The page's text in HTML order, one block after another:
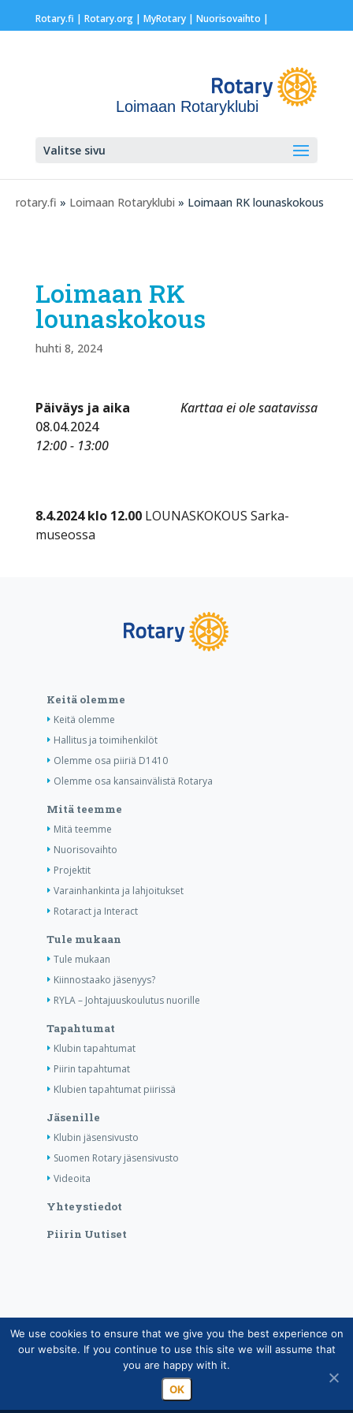
Rotary.fi | Rotary.org| MyRotary | Nuorisovaihto |
Loimaan Rotaryklubi
Valitse sivu
rotary.fi » Loimaan Rotaryklubi » Loimaan RK lounaskokous
Loimaan RK
lounaskokous
huhti 8, 2024
Karttaa ei ole saatavissa
Päiväys ja aika
08.04.2024
12:00 - 13:00
8.4.2024 klo 12.00LOUNASKOKOUS Sarka-
museossa
Keitä olemme
Keitä olemme
Hallitus ja toimihenkilöt
Olemme osa piiriä D1410
Olemme osa kansainvälistä Rotarya
Mitä teemme
Mitä teemme
Nuorisovaihto
Projektit
Varainhankinta ja lahjoitukset
Rotaract ja Interact
Tule mukaan
Tule mukaan
Kiinnostaako jäsenyys?
RYLA – Johtajuuskoulutus nuorille
Tapahtumat
Klubin tapahtumat
Piirin tapahtumat
Klubien tapahtumat piirissä
Jäsenille
Klubin jäsensivusto
Suomen Rotary jäsensivusto
Videoita
Yhteystiedot
Piirin Uutiset
Copyright © Suomen Rotarypalvelu ry 2026 |
Jäsentietojärjestelmän tietosuojaseloste|Henkilötietojen
käsittely Rotarytoiminnassa
We use cookies to ensure that we give you the best experience on
our website. If you continue to use this site we will assume that
you are happy with it.
OK